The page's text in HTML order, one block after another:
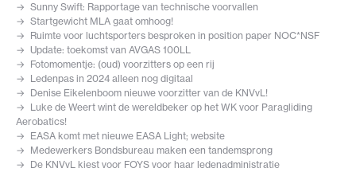
Sunny Swift: Rapportage van technische voorvallen
Startgewicht MLA gaat omhoog!
Ruimte voor luchtsporters besproken in position paper NOC*NSF
Update: toekomst van AVGAS 100LL
Fotomomentje: (oud) voorzitters op een rij
Ledenpas in 2024 alleen nog digitaal
Denise Eikelenboom nieuwe voorzitter van de KNVvL!
Luke de Weert wint de wereldbeker op het WK voor Paragliding
Aerobatics!
EASA komt met nieuwe EASA Light; website
Medewerkers Bondsbureau maken een tandemsprong
De KNVvL kiest voor FOYS voor haar ledenadministratie